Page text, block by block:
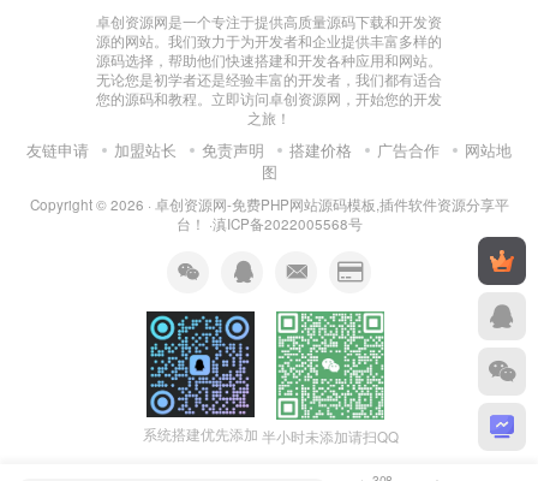
卓创资源网是一个专注于提供高质量源码下载和开发资
源的网站。我们致力于为开发者和企业提供丰富多样的
源码选择，帮助他们快速搭建和开发各种应用和网站。
无论您是初学者还是经验丰富的开发者，我们都有适合
您的源码和教程。立即访问卓创资源网，开始您的开发
之旅！
友链申请 加盟站长 免责声明 搭建价格 广告合作
网站地
图
Copyright © 2026 · 卓创资源网-免费PHP网站源码模板,插件软件资源分享平
台！ ·滇ICP备2022005568号
系统搭建优先添加 半小时未添加请扫QQ